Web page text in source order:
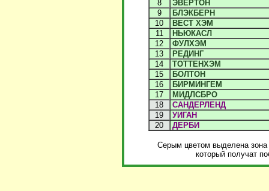
8
ЭВЕРТОН
9
БЛЭКБЕРН
10
ВЕСТ ХЭМ
11
НЬЮКАСЛ
12
ФУЛХЭМ
13
РЕДИНГ
14
ТОТТЕНХЭМ
15
БОЛТОН
16
БИРМИНГЕМ
17
МИДЛСБРО
18
САНДЕРЛЕНД
19
УИГАН
20
ДЕРБИ
Серым цветом выделена
который получат